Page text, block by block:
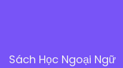
Sách Học Ngoại Ngữ